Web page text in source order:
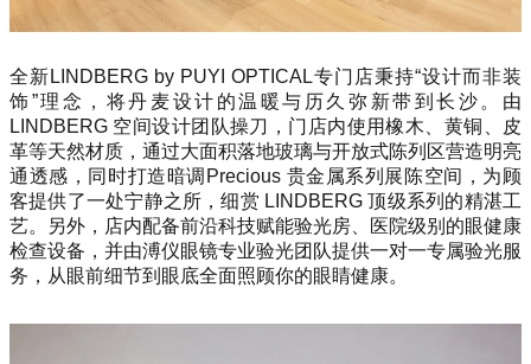
全新LINDBERG by PUYI OPTICAL专门店秉持“设计而非装
饰”理念，将丹麦设计的温暖与历久弥新带到长沙。由
LINDBERG 空间设计团队操刀，门店内使用橡木、黄铜、皮
革等天然材质，通过大面积落地玻璃与开放式陈列区营造明亮
通透感，同时打造暗调Precious 贵金属系列展陈空间，为顾
客提供了一处宁静之所，细赏 LINDBERG 顶级系列的精湛工
艺。另外，店内配备前沿科技赋能验光房、医院级别的眼健康
检查设备，并由溥仪眼镜专业验光团队提供一对一专属验光服
务，从眼前细节到眼底全面照顾你的眼睛健康。